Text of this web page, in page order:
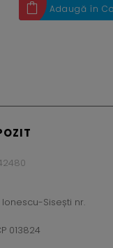
Adaugă în
Sisești nr.
013824